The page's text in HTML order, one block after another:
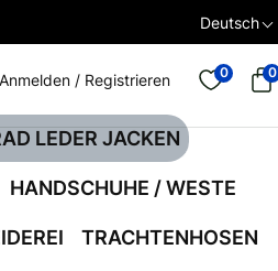
Deutsch
Anmelden / Registrieren 0 0
LEDER JACKEN
HANDSCHUHE / WESTE
TRACHTENHOSEN